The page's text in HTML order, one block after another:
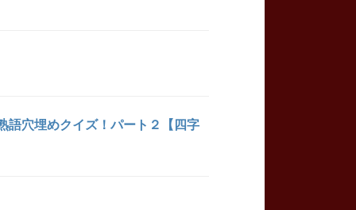
語穴埋めクイズ！パート２【四字